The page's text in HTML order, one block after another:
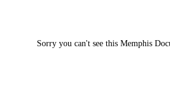
Sorry you can't see this Memphis